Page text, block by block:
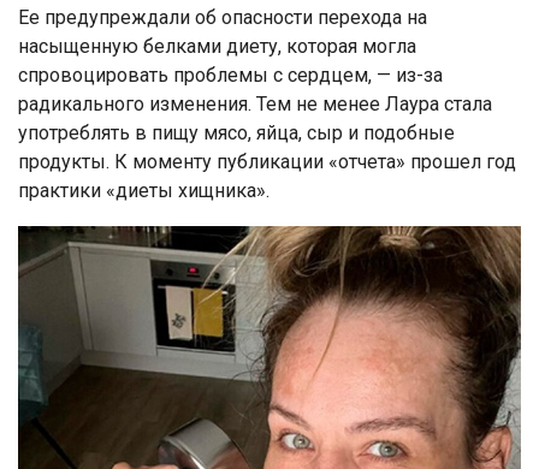
Ее предупреждали об опасности перехода на
насыщенную белками диету, которая могла
спровоцировать проблемы с сердцем, — из-за
радикального изменения. Тем не менее Лаура стала
употреблять в пищу мясо, яйца, сыр и подобные
продукты. К моменту публикации «отчета» прошел год
практики «диеты хищника».